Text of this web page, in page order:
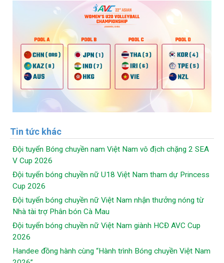
Tin tức khác
Đội tuyển Bóng chuyền nam Việt Nam vô địch chặng 2 SEA
V Cup 2026
Đội tuyển bóng chuyền nữ U18 Việt Nam tham dự Princess
Cup 2026
Đội tuyển bóng chuyền nữ Việt Nam nhận thưởng nóng từ
Nhà tài trợ Phân bón Cà Mau
Đội tuyển bóng chuyền nữ Việt Nam giành HCĐ AVC Cup
2026
Handee đồng hành cùng “Hành trình Bóng chuyền Việt Nam